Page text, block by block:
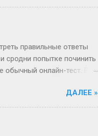
веселый и страшный,
так работает
миг, поверьте! А если
правильные ответы
сродни попытке починить
онлайн-тест. Вы
Однако, и это
вы видите, открыв
в каком хотелось бы.
Сегодня всё иначе.
ДАЛЕЕ »